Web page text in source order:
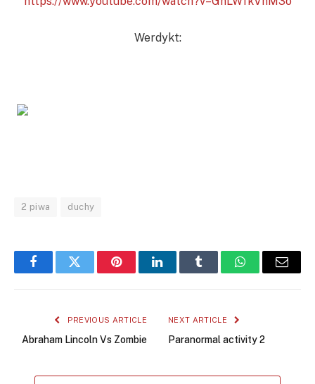
Werdykt:
2 piwa duchy
FacebookTwitter PinterestLinkedInTumblr WhatsAppEmail
PREVIOUS ARTICLE
Abraham Lincoln Vs Zombie
NEXT ARTICLE
Paranormal activity 2